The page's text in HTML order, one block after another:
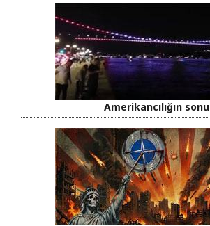
Amerikancılığın sonu